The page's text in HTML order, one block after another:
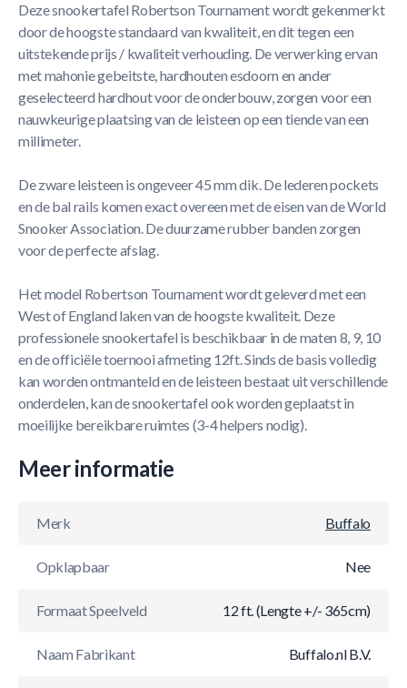
Deze snookertafel Robertson Tournament wordt gekenmerkt
door de hoogste standaard van kwaliteit, en dit tegen een
uitstekende prijs / kwaliteit verhouding. De verwerking ervan
met mahonie gebeitste, hardhouten esdoorn en ander
geselecteerd hardhout voor de onderbouw, zorgen voor een
nauwkeurige plaatsing van de leisteen op een tiende van een
millimeter.
De zware leisteen is ongeveer 45 mm dik. De lederen pockets
en de bal rails komen exact overeen met de eisen van de World
Snooker Association. De duurzame rubber banden zorgen
voor de perfecte afslag.
Het model Robertson Tournament wordt geleverd met een
West of England laken van de hoogste kwaliteit. Deze
professionele snookertafel is beschikbaar in de maten 8, 9, 10
en de officiële toernooi afmeting 12ft. Sinds de basis volledig
kan worden ontmanteld en de leisteen bestaat uit verschillende
onderdelen, kan de snookertafel ook worden geplaatst in
moeilijke bereikbare ruimtes (3-4 helpers nodig).
Meer informatie
Merk Buffalo
Opklapbaar Nee
Formaat Speelveld 12 ft. (Lengte +/- 365cm)
Naam Fabrikant Buffalo.nl B.V.